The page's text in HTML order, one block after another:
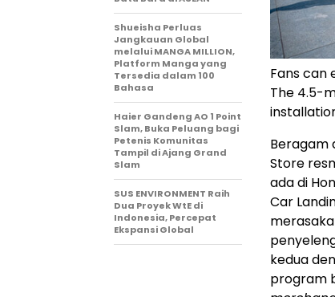
Fans can
The 4.5-
Beragam
Store
ada di
Car
kedua
program
Shueisha Perluas
Jangkauan Global
melalui MANGA MILLION,
Platform Manga yang
Tersedia dalam 100
Bahasa
Haier Gandeng AO 1 Point
Slam, Buka Peluang bagi
Petenis Komunitas
Tampil di Ajang Grand
Slam
SUS ENVIRONMENT Raih
Dua Proyek WtE di
Indonesia, Percepat
Ekspansi Global